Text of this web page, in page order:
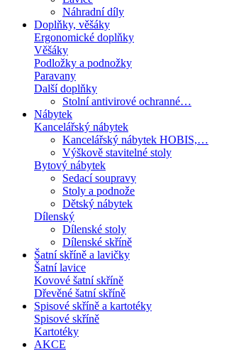
Náhradní díly
Doplňky, věšáky
Ergonomické doplňky
Věšáky
Podložky a podnožky
Paravany
Další doplňky
Stolní antivirové ochranné…
Nábytek
Kancelářský nábytek
Kancelářský nábytek HOBIS,…
Výškově stavitelné stoly
Bytový nábytek
Sedací soupravy
Stoly a podnože
Dětský nábytek
Dílenský
Dílenské stoly
Dílenské skříně
Šatní skříně a lavičky
Šatní lavice
Kovové šatní skříně
Dřevěné šatní skříně
Spisové skříně a kartotéky
Spisové skříně
Kartotéky
AKCE